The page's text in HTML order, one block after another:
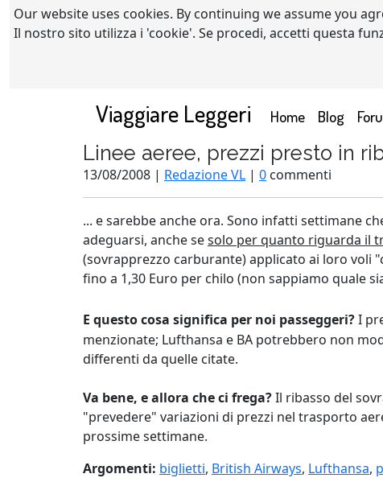
Our website uses cookies. By continuing we assume you
Il nostro sito utilizza i 'cookie'. Se procedi, accetti questa
Viaggiare Leggeri Home(current)
Blog
Linee aeree, prezzi presto in
13/08/2008 | Redazione VL | 0 commenti
... e sarebbe anche ora. Sono infatti settimane
adeguarsi, anche sesolo per quanto riguarda il
(sovrapprezzo carburante) applicato ai loro voli
fino a 1,30 Euro per chilo (non sappiamo quale
E questo cosa significa per noi passeggeri?I
menzionate; Lufthansa e BA potrebbero non
differenti da quelle citate.
Va bene, e allora che ci frega?Il ribasso del
"prevedere" variazioni di prezzi nel trasporto
prossime settimane.
Argomenti: biglietti, British Airways, Lufthansa,